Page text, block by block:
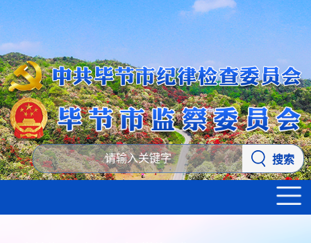
搜索